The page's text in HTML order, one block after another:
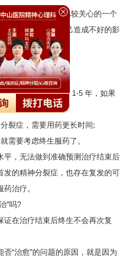
精神分裂症患者比较关心的一个
担心长期服药对自己造成不好的影
疗的指南是：
，需要至少用药 1-5 年，如果
;
症，需要用药更长时间;
要考虑终生服药了。
，无法做到准确预测治疗结束后
发的精神分裂症，也存在复发的可
治疗。
”吗?
在治疗结束后终生不会再次复
否“治愈”的问题的原因，就是因为